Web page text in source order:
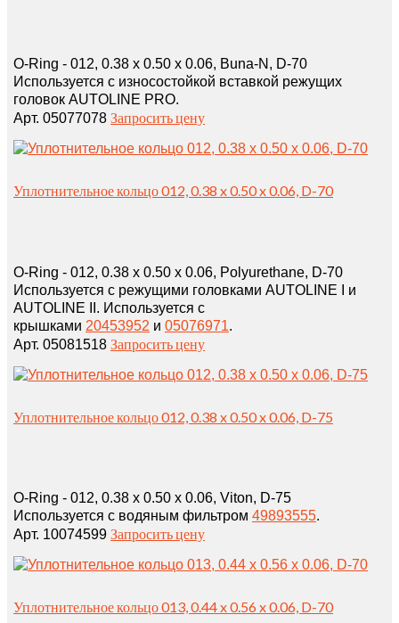
O-Ring - 012, 0.38 x 0.50 x 0.06, Buna-N, D-70
Используется с износостойкой вставкой режущих
головок AUTOLINE PRO.
Арт. 05077078 Запросить цену
Уплотнительное кольцо 012, 0.38 x 0.50 x 0.06, D-70
O-Ring - 012, 0.38 x 0.50 x 0.06, Polyurethane, D-70
Используется с режущими головками AUTOLINE I и
AUTOLINE II. Используется с
крышками 20453952 и 05076971.
Арт. 05081518 Запросить цену
Уплотнительное кольцо 012, 0.38 x 0.50 x 0.06, D-75
O-Ring - 012, 0.38 x 0.50 x 0.06, Viton, D-75
Используется с водяным фильтром 49893555.
Арт. 10074599 Запросить цену
Уплотнительное кольцо 013, 0.44 x 0.56 x 0.06, D-70